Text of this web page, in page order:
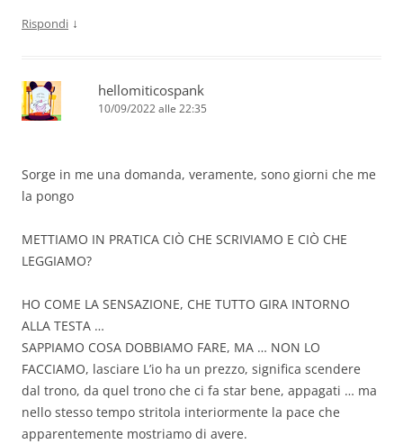
Rispondi ↓
hellomiticospank
10/09/2022 alle 22:35
Sorge in me una domanda, veramente, sono giorni che me
la pongo
METTIAMO IN PRATICA CIÒ CHE SCRIVIAMO E CIÒ CHE
LEGGIAMO?
HO COME LA SENSAZIONE, CHE TUTTO GIRA INTORNO
ALLA TESTA …
SAPPIAMO COSA DOBBIAMO FARE, MA … NON LO
FACCIAMO, lasciare L’io ha un prezzo, significa scendere
dal trono, da quel trono che ci fa star bene, appagati … ma
nello stesso tempo stritola interiormente la pace che
apparentemente mostriamo di avere.